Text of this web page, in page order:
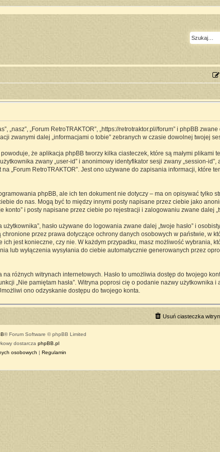
„Forum RetroTRAKTOR”, „https://retrotraktor.pl//forum” i phpBB zwane
zwanymi dalej „informacjami o tobie” zebranych w czasie dowolnej twojej
że aplikacja phpBB tworzy kilka ciasteczek, które są małymi plikami
zwany „user-id” i anonimowy identyfikator sesji zwany „session-id”,
„Forum RetroTRAKTOR”. Jest ono używane do zapisania informacji, które
phpBB, ale ich ten dokument nie dotyczy – ma on opisywać tylko
do nas. Mogą być to między innymi posty napisane przez ciebie jako
konto” i posty napisane przez ciebie po rejestracji i zalogowaniu zwane dalej
hasło używane do logowania zwane dalej „twoje hasło” i
przez prawa dotyczące ochrony danych osobowych w państwie, w
jest konieczne, czy nie. W każdym przypadku, masz możliwość wybrania,
lub wyłączenia wysyłania do ciebie automatycznie generowanych przez
różnych witrynach internetowych. Hasło to umożliwia dostęp do twojego
„Nie pamiętam hasła”. Witryna poprosi cię o podanie nazwy użytkownika
ono odzyskanie dostępu do twojego konta.
Usuń ciasteczka
® Forum Software © phpBB Limited
dostarcza phpBB.pl
osobowych | Regulamin